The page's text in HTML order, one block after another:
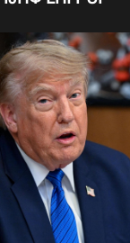
Ռադայի
է ՀՀ ԱԺ